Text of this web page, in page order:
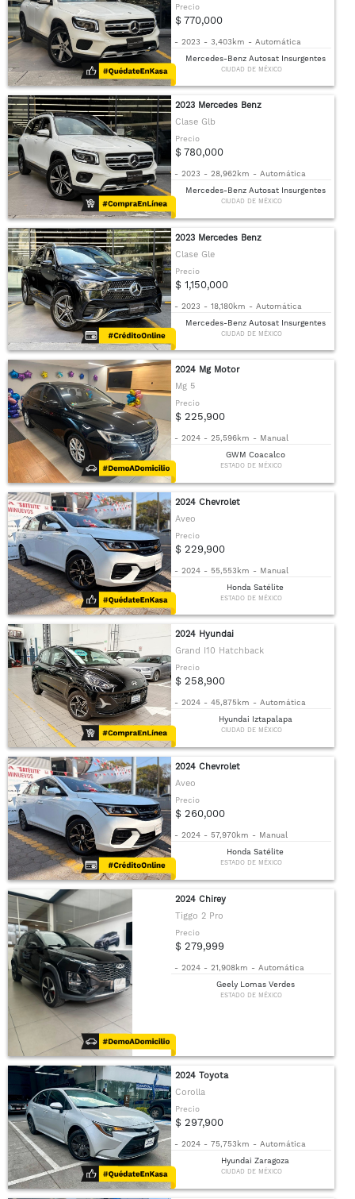
Precio
$ 770,000
- 2023 - 3,403km - Automática
Mercedes-Benz Autosat Insurgentes
CIUDAD DE MÉXICO
2023 Mercedes Benz
Clase Glb
Precio
$ 780,000
- 2023 - 28,962km - Automática
Mercedes-Benz Autosat Insurgentes
CIUDAD DE MÉXICO
2023 Mercedes Benz
Clase Gle
Precio
$ 1,150,000
- 2023 - 18,180km - Automática
Mercedes-Benz Autosat Insurgentes
CIUDAD DE MÉXICO
2024 Mg Motor
Mg 5
Precio
$ 225,900
- 2024 - 25,596km - Manual
GWM Coacalco
ESTADO DE MÉXICO
2024 Chevrolet
Aveo
Precio
$ 229,900
- 2024 - 55,553km - Manual
Honda Satélite
ESTADO DE MÉXICO
2024 Hyundai
Grand I10 Hatchback
Precio
$ 258,900
- 2024 - 45,875km - Automática
Hyundai Iztapalapa
CIUDAD DE MÉXICO
2024 Chevrolet
Aveo
Precio
$ 260,000
- 2024 - 57,970km - Manual
Honda Satélite
ESTADO DE MÉXICO
2024 Chirey
Tiggo 2 Pro
Precio
$ 279,999
- 2024 - 21,908km - Automática
Geely Lomas Verdes
ESTADO DE MÉXICO
2024 Toyota
Corolla
Precio
$ 297,900
- 2024 - 75,753km - Automática
Hyundai Zaragoza
CIUDAD DE MÉXICO